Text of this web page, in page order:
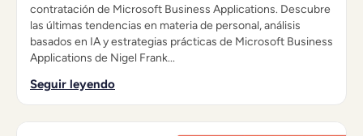
contratación de Microsoft Business Applications. Descubre
las últimas tendencias en materia de personal, análisis
basados en IA y estrategias prácticas de Microsoft Business
Applications de Nigel Frank...
Seguir leyendo